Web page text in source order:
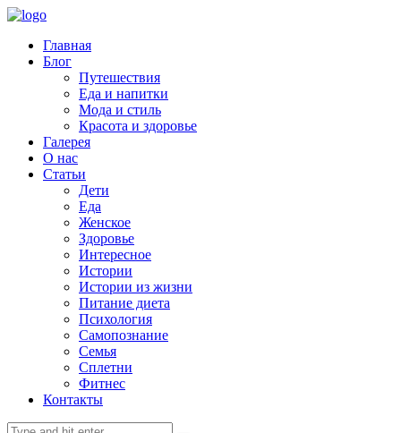
Главная
Блог
Путешествия
Еда и напитки
Мода и стиль
Красота и здоровье
Галерея
О нас
Статьи
Дети
Еда
Женское
Здоровье
Интересное
Истории
Истории из жизни
Питание диета
Психология
Самопознание
Семья
Сплетни
Фитнес
Контакты